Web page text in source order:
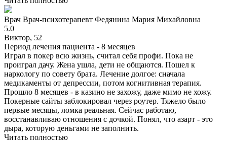
Врач Врач-психотерапевт Федянина Мария Михайловна
5.0
Виктор, 52
Период лечения пациента - 8 месяцев
Играл в покер всю жизнь, считал себя профи. Пока не
проиграл дачу. Жена ушла, дети не общаются. Пошел к
наркологу по совету брата. Лечение долгое: сначала
медикаменты от депрессии, потом когнитивная терапия.
Прошло 8 месяцев - в казино не захожу, даже мимо не хожу.
Покерные сайты заблокировал через роутер. Тяжело было
первые месяцы, ломка реальная. Сейчас работаю,
восстанавливаю отношения с дочкой. Понял, что азарт - это
дыра, которую деньгами не заполнить.
Читать полностью